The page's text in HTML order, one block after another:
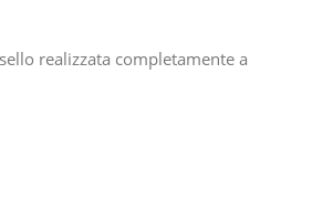
realizzata completamente a